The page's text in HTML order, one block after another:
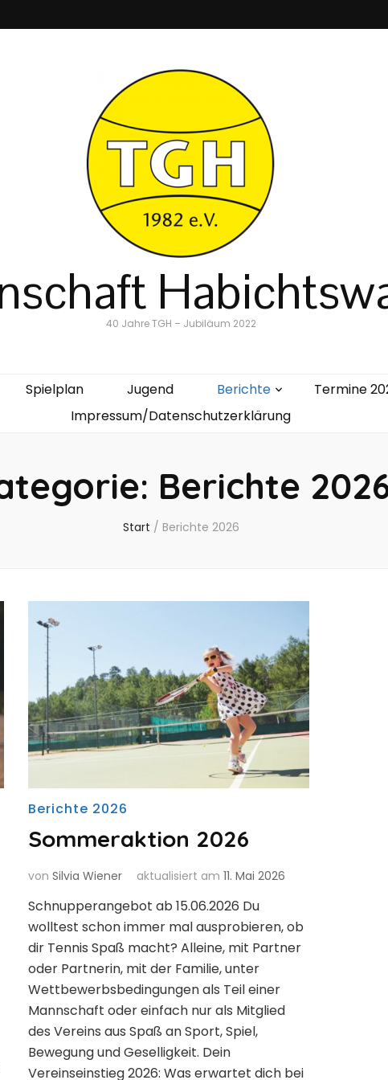
40 Jahre TGH – Jubiläum 2022
Spielplan Jugend Berichte Termine
Impressum/Datenschutzerklärung
Berichte
Start / Berichte 2026
Berichte 2026
Sommeraktion 2026
von Silvia Wiener aktualisiert am 11. Mai 2026
Schnupperangebot ab 15.06.2026 Du
wolltest schon immer mal ausprobieren, ob
dir Tennis Spaß macht? Alleine, mit Partner
oder Partnerin, mit der Familie, unter
Wettbewerbsbedingungen als Teil einer
Mannschaft oder einfach nur als Mitglied
des Vereins aus Spaß an Sport, Spiel,
Bewegung und Geselligkeit. Dein
Vereinseinstieg 2026: Was erwartet dich bei